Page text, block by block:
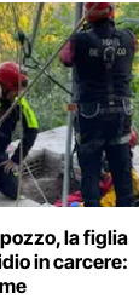
la figlia
in carcere: